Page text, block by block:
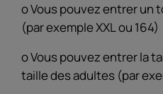
o Vous pouvez entrer un
(par exemple XXL ou 164)
o Vous pouvez entrer la
taille des adultes (par